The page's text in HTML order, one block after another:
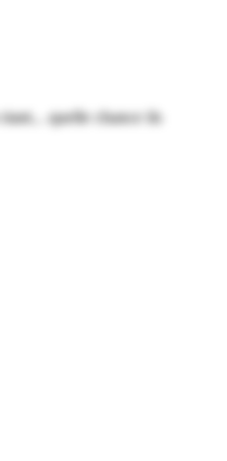
quelle chance ils